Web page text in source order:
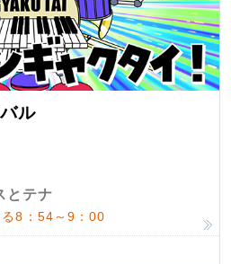
ル
とテナ
8：54～9：00